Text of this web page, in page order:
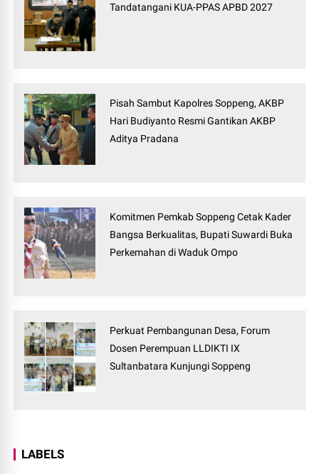
Tandatangani KUA-PPAS APBD 2027
Pisah Sambut Kapolres Soppeng, AKBP
Hari Budiyanto Resmi Gantikan AKBP
Aditya Pradana
Komitmen Pemkab Soppeng Cetak Kader
Bangsa Berkualitas, Bupati Suwardi Buka
Perkemahan di Waduk Ompo
Perkuat Pembangunan Desa, Forum
Dosen Perempuan LLDIKTI IX
Sultanbatara Kunjungi Soppeng
LABELS